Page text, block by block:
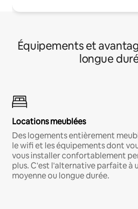
Équipements et
longue
Locations meublées
Des logements entièrement
le wifi et les équipements dont
vous installer confortablement
plus. C'est l'alternative parfaite à
moyenne ou longue durée.